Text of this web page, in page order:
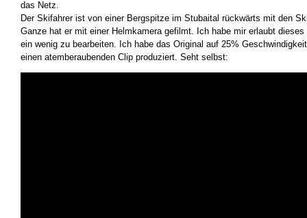
das Netz.
Der Skifahrer ist von einer Bergspitze im Stubaital rückwärts mit den
Ganze hat er mit einer Helmkamera gefilmt. Ich habe mir erlaubt
ein wenig zu bearbeiten. Ich habe das Original auf 25%
einen atemberaubenden Clip produziert. Seht selbst: